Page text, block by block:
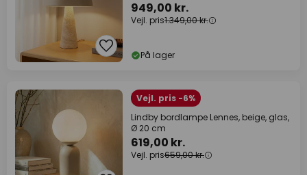
949,00 kr.
Vejl. pris1.349,00 kr.
På lager
Vejl. pris -6%
Lindby bordlampe Lennes, beige, glas,
Ø 20 cm
619,00 kr.
Vejl. pris659,00 kr.